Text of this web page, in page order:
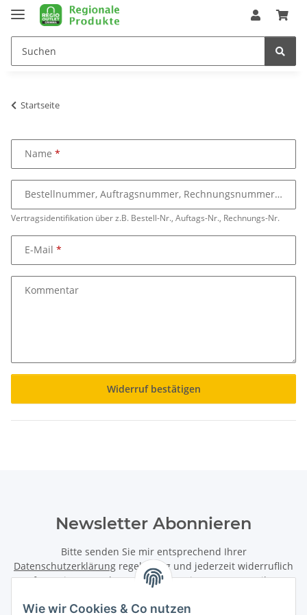
Wie wir Cookies & Co nutzen
Startseite
Name
Vertragsidentifikation über z.B. Bestell-Nr., Auftags-Nr., Rechnungs-Nr.
Bestellnummer, Auftragsnummer, Rechnungsnummer
E-Mail
Kommentar
Widerruf bestätigen
Newsletter Abonnieren
Bitte senden Sie mir entsprechend Ihrer
Datenschutzerklärung regelmäßig und jederzeit widerruflich
Informationen zu Ihrem Produktsortiment per E-Mail zu.